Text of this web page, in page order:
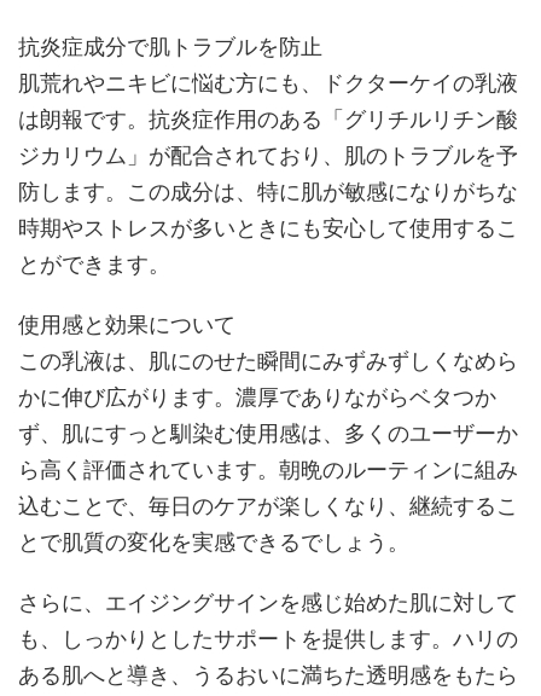
抗炎症成分で肌トラブルを防止
肌荒れやニキビに悩む方にも、ドクターケイの乳液
は朗報です。抗炎症作用のある「グリチルリチン酸
ジカリウム」が配合されており、肌のトラブルを予
防します。この成分は、特に肌が敏感になりがちな
時期やストレスが多いときにも安心して使用するこ
とができます。
使用感と効果について
この乳液は、肌にのせた瞬間にみずみずしくなめら
かに伸び広がります。濃厚でありながらベタつか
ず、肌にすっと馴染む使用感は、多くのユーザーか
ら高く評価されています。朝晩のルーティンに組み
込むことで、毎日のケアが楽しくなり、継続するこ
とで肌質の変化を実感できるでしょう。
さらに、エイジングサインを感じ始めた肌に対して
も、しっかりとしたサポートを提供します。ハリの
ある肌へと導き、うるおいに満ちた透明感をもたら